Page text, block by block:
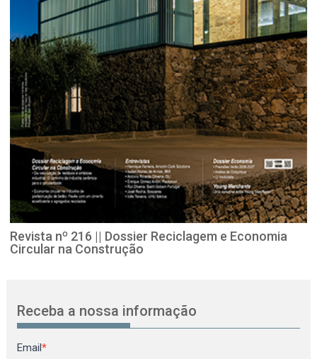
Revista nº 216 || Dossier Reciclagem e Economia
Circular na Construção
Receba a nossa informação
Newsletter
Email*